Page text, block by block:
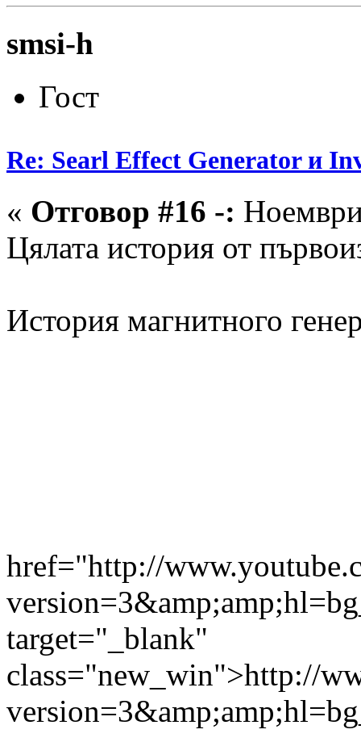
smsi-h
Гост
Re: Searl Effect Generator и
« Отговор #16 -:
Цялата история от
История магнитного
href="http://
target="_blank"
class="new_win">http://